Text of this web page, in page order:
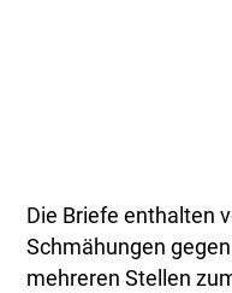
Die Briefe enthalten
Schmähungen
mehreren Stellen